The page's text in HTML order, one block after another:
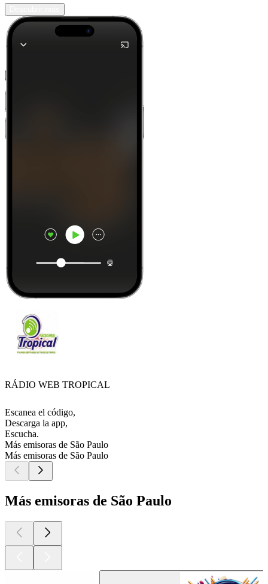
RÁDIO WEB TROPICAL
Escanea el código,
Descarga la app,
Escucha.
Más emisoras de São Paulo
Más emisoras de São Paulo
Más emisoras de São Paulo